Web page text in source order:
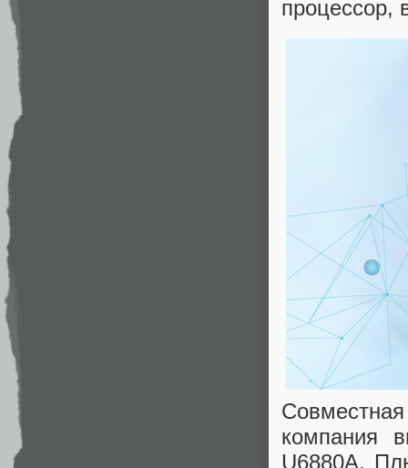
процессор,
компания
U6880A.